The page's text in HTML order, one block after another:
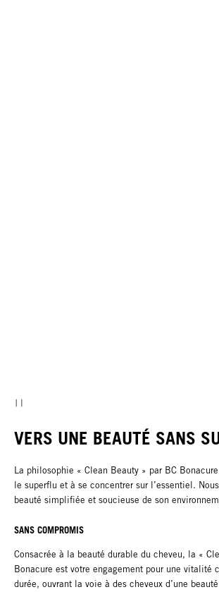
VERS UNE BEAUTÉ SANS
La philosophie « Clean Beauty » par BC
le superflu et à se concentrer sur l’essentiel.
beauté simplifiée et soucieuse de son
SANS COMPROMIS​
Consacrée à la beauté durable du cheveu, la «
Bonacure est votre engagement pour une vitalité
durée, ouvrant la voie à des cheveux d’une